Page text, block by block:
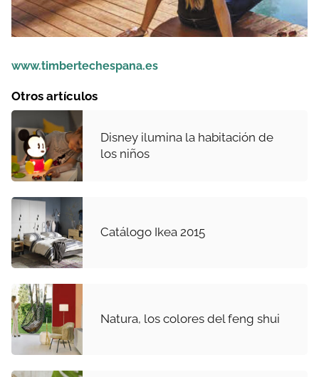
www.timbertechespana.es
Otros artículos
Disney ilumina la habitación de
los niños
Catálogo Ikea 2015
Natura, los colores del feng shui